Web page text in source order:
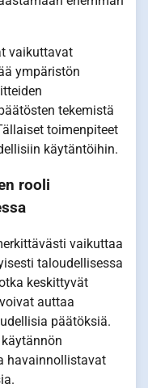
vaikuttavat
ympäristön
tekemistä
toimenpiteet
käytäntöihin.
rooli
vaikuttaa
taloudellisessa
keskittyvät
auttaa
päätöksiä.
havainnollistavat